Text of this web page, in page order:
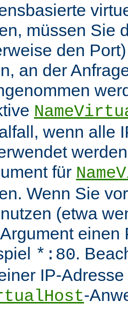
müssen Sie
den
an der
wenn alle
für
Wenn Sie
(etwa
einen
*:80.
IP-
-